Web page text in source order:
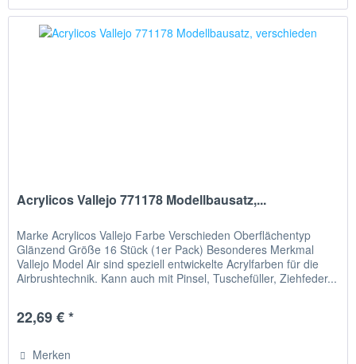
Acrylicos Vallejo 771178 Modellbausatz,...
Marke Acrylicos Vallejo Farbe Verschieden Oberflächentyp
Glänzend Größe 16 Stück (1er Pack) Besonderes Merkmal
Vallejo Model Air sind speziell entwickelte Acrylfarben für die
Airbrushtechnik. Kann auch mit Pinsel, Tuschefüller, Ziehfeder...
22,69 € *
Merken